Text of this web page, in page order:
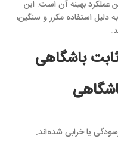
عملکرد بهینه آن است. این
دلیل استفاده مکرر و سنگین،
باشگاهی
یا خرابی شده‌اند.